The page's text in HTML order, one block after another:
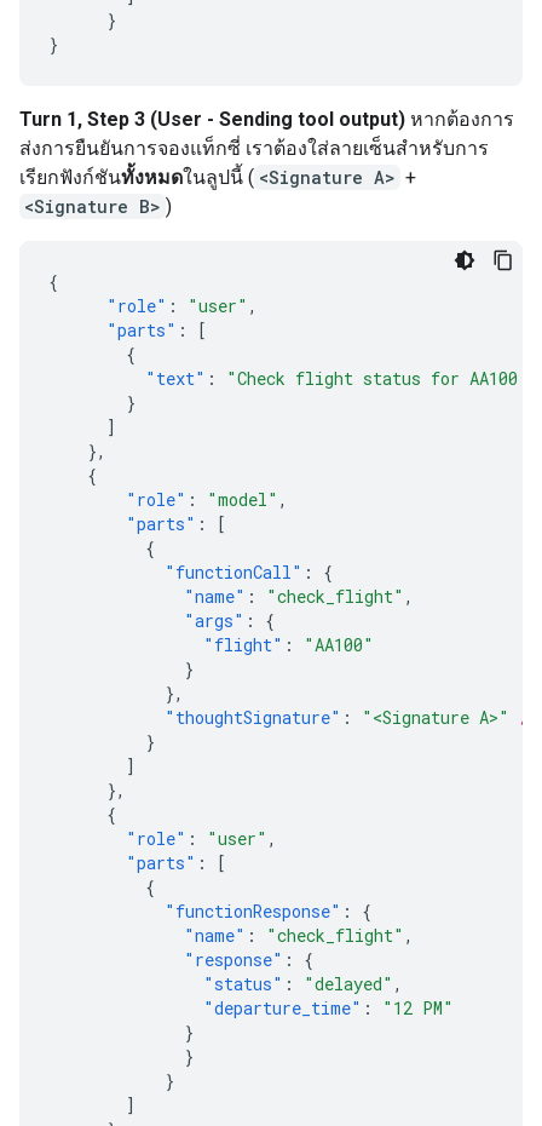
}
}
Turn 1, Step 3 (User - Sending tool output) หากต้องการ
ส่งการยืนยันการจองแท็กซี่ เราต้องใส่ลายเซ็นสำหรับการ
เรียกฟังก์ชันทั้งหมดในลูปนี้ ( <Signature A> +
<Signature B> )
{
"role" : "user" ,
"parts" :
[
{
"text" :
"Check flight status for AA100
}
]
},
{
"role" : "model" ,
"parts" :
[
{
"functionCall" :
{
"name" : "check_flight" ,
"args" :
{
"flight" :
"AA100"
}
},
"thoughtSignature" : "<Signature A>"
//
}
]
},
{
"role" : "user" ,
"parts" :
[
{
"functionResponse" :
{
"name" : "check_flight" ,
"response" :
{
"status" : "delayed" ,
"departure_time" :
"12 PM"
}
}
}
]